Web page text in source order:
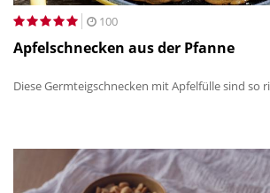
100
Apfelschnecken aus der Pfanne
Diese Germteigschnecken mit Apfelfülle sind so